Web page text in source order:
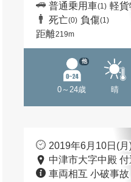
普通乗用車(1) 軽貨
死亡(0) 負傷(1)
距離219m
0～24歳
他
晴
2019年6月10日(
中津市大字中殿 付
車両相互 小破事故